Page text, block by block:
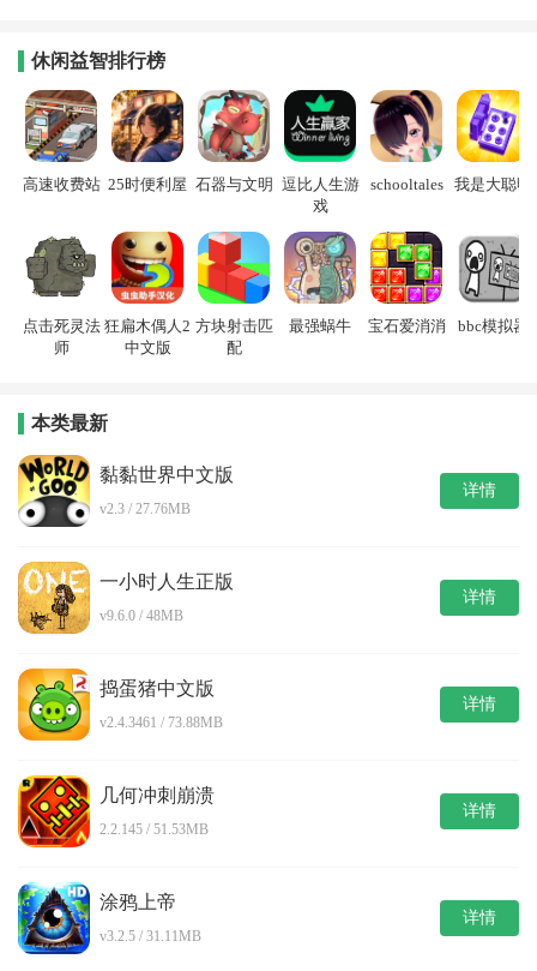
休闲益智排行榜
高速收费站 25时便利屋 石器与文明 逗比人生游
戏
schooltales 我是大聪明
点击死灵法
师
狂扁木偶人2
中文版
方块射击匹
配
最强蜗牛 宝石爱消消 bbc模拟器
本类最新
黏黏世界中文版
v2.3 / 27.76MB
详情
一小时人生正版
v9.6.0 / 48MB
详情
捣蛋猪中文版
v2.4.3461 / 73.88MB
详情
几何冲刺崩溃
2.2.145 / 51.53MB
详情
涂鸦上帝
v3.2.5 / 31.11MB
详情